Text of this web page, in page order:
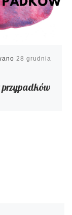
28 grudnia
przypadków